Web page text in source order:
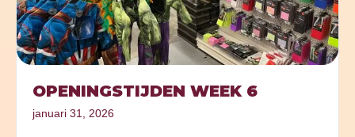
OPENINGSTIJDEN WEEK 6
januari 31, 2026